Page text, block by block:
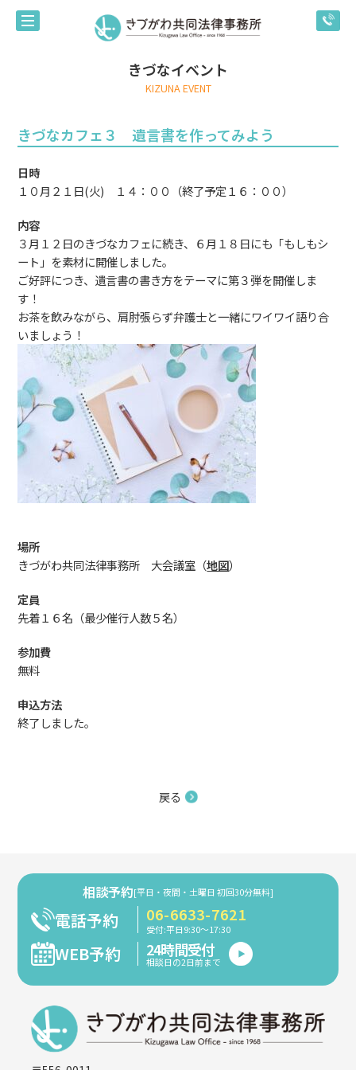
きづなイベント
KIZUNA EVENT
きづなカフェ３ 遺言書を作ってみよう
日時
１０月２１日(火) １４：００（終了予定１６：００）
内容
３月１２日のきづなカフェに続き、６月１８日にも「もしもシ
ート」を素材に開催しました。
ご好評につき、遺言書の書き方をテーマに第３弾を開催しま
す！
お茶を飲みながら、肩肘張らず弁護士と一緒にワイワイ語り合
いましょう！
場所
きづがわ共同法律事務所 大会議室（地図）
定員
先着１６名（最少催行人数５名）
参加費
無料
申込方法
終了しました。
戻る
相談予約[平日・夜間・土曜日 初回30分無料]
電話予約 06-6633-7621
受付:平日9:30～17:30
WEB予約 24時間受付
相談日の2日前まで